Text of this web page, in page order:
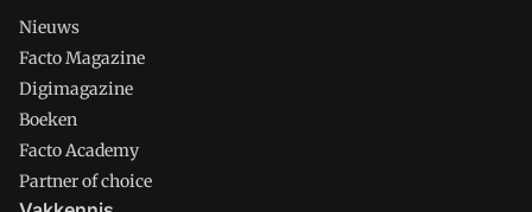
Nieuws
Facto Magazine
Digimagazine
Boeken
Facto Academy
Partner of choice